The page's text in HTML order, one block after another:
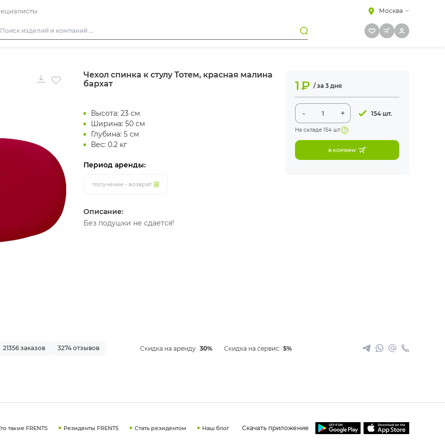
Москва
Пуфы
Фуршетная мебель
Барная мебель
Чехол спинка к стулу Тотем, красная малина
бархат
Высота: 23 см
Ширина: 50 см
Глубина: 5 см
Вес: 0.2 кг
Период аренды:
получение - возврат
1₽ / за 3 дня
- + 154 шт.
На складе 154 шт
В КОРЗИНУ
Описание:
Без подушки не сдается!
21356 заказов 3274 отзывов Скидка на аренду: 30% Скидка на сервис: 5%
такие FRENTS Резиденты FRENTS Стать резидентом Наш блог Скачать приложение